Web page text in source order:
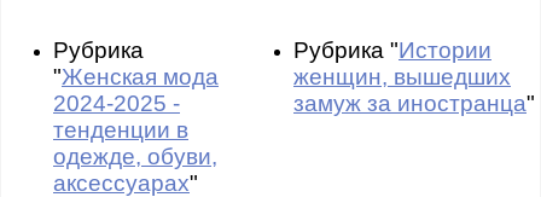
Рубрика
"Женская мода
2024-2025 -
тенденции в
одежде, обуви,
аксессуарах"
Рубрика "Истории
женщин, вышедших
замуж за иностранца"